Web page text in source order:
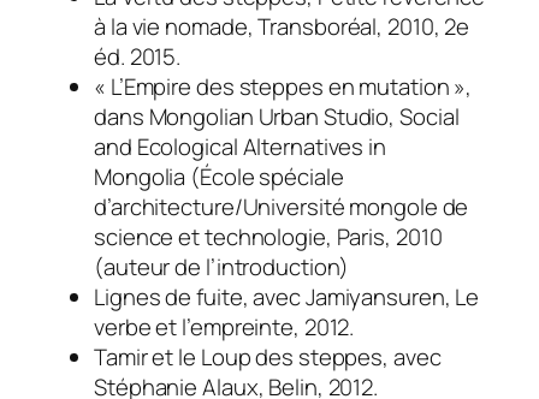
à la vie nomade, Transboréal, 2010, 2e
éd. 2015.
« L’Empire des steppes en mutation »,
dans Mongolian Urban Studio, Social
and Ecological Alternatives in
Mongolia (École spéciale
d’architecture/Université mongole de
science et technologie, Paris, 2010
(auteur de l’introduction)
Lignes de fuite, avec Jamiyansuren, Le
verbe et l’empreinte, 2012.
Tamir et le Loup des steppes, avec
Stéphanie Alaux, Belin, 2012.